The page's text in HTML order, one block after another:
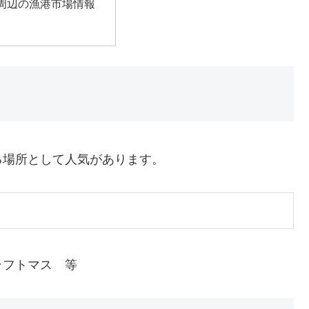
辺の漁港市場情報
所として人気があります。
トマス 等